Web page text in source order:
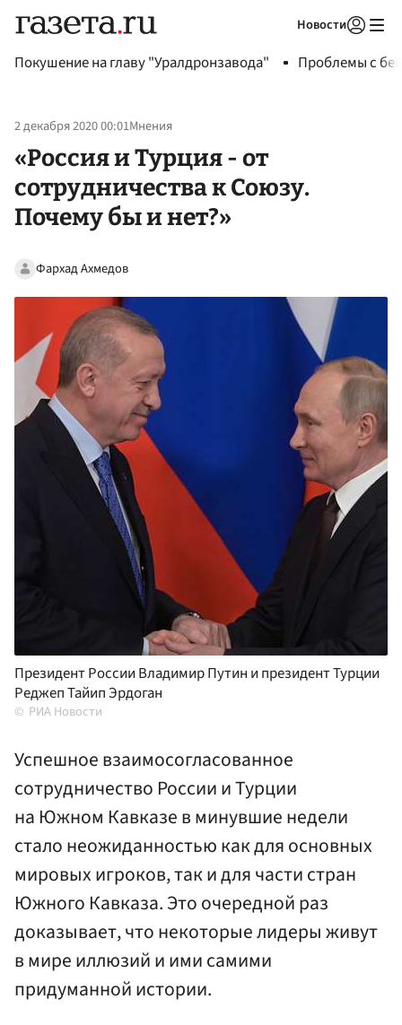
Новости
Покушение на главу "Уралдронзавода" Проблемы с
2 декабря 2020 00:01Мнения
«Россия и Турция - от
сотрудничества к Союзу.
Почему бы и нет?»
Фархад Ахмедов
Президент России Владимир Путин и президент Турции
Реджеп Тайип Эрдоган
РИА Новости
Успешное взаимосогласованное
сотрудничество России и Турции
на Южном Кавказе в минувшие недели
стало неожиданностью как для основных
мировых игроков, так и для части стран
Южного Кавказа. Это очередной раз
доказывает, что некоторые лидеры живут
в мире иллюзий и ими самими
придуманной истории.